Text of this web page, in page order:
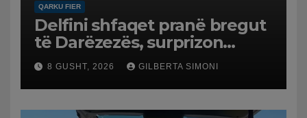
QARKU FIER
Delfini shfaqet pranë bregut
të Darëzezës, surprizon
pushuesit dhe banorët
8 GUSHT, 2026 GILBERTA SIMONI